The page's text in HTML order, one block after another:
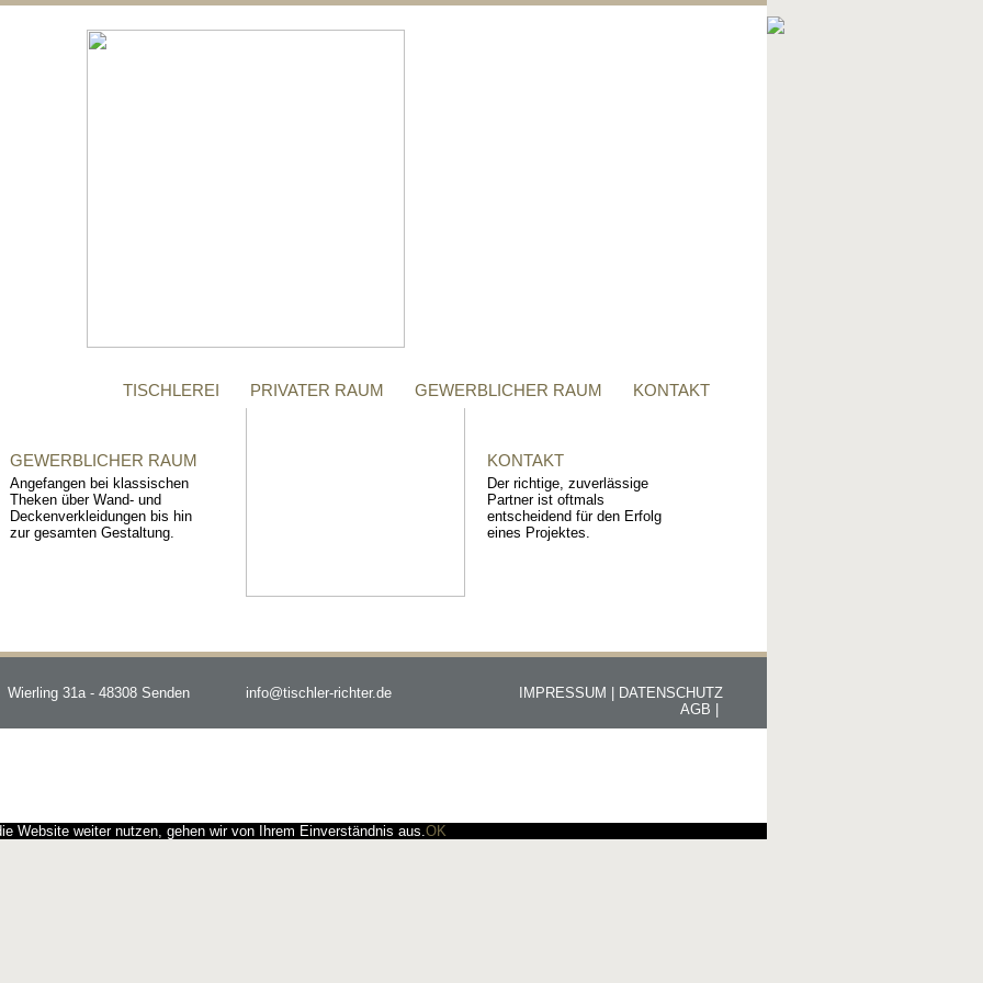
TISCHLEREI PRIVATER RAUM GEWERBLICHER RAUM KONTAKT
GEWERBLICHER RAUM
Angefangen bei klassischen
Theken über Wand- und
Deckenverkleidungen bis hin
zur gesamten Gestaltung.
KONTAKT
Der richtige, zuverlässige
Partner ist oftmals
entscheidend für den Erfolg
eines Projektes.
Wierling 31a - 48308 Senden info@tischler-richter.de DATENSCHUTZ
IMPRESSUM |
AGB |
Website weiter nutzen, gehen wir von Ihrem Einverständnis aus.OK